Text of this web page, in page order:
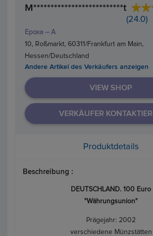
M**************************t
(24.0)
Epoxa – A
10, Roßmarkt, 60311/Frankfurt am Main,
Hessen/Deutschland
Andere Artikel des Verkäufers anzeigen
VIEW SHOP
VERKÄUFER
Produktdetails
Beschreibung :
DEUTSCHLAND. 100 Euro
"Währungsunion"
Prägejahr: 2002
verschiedene Münzstätten